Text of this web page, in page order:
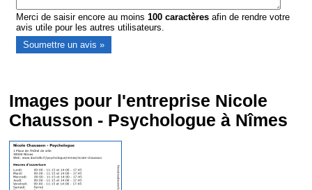
Merci de saisir encore au moins100 caractères afin de rendre votre
avis utile pour les autres utilisateurs.
Images pour l'entreprise Nicole
Chausson - Psychologue à Nîmes